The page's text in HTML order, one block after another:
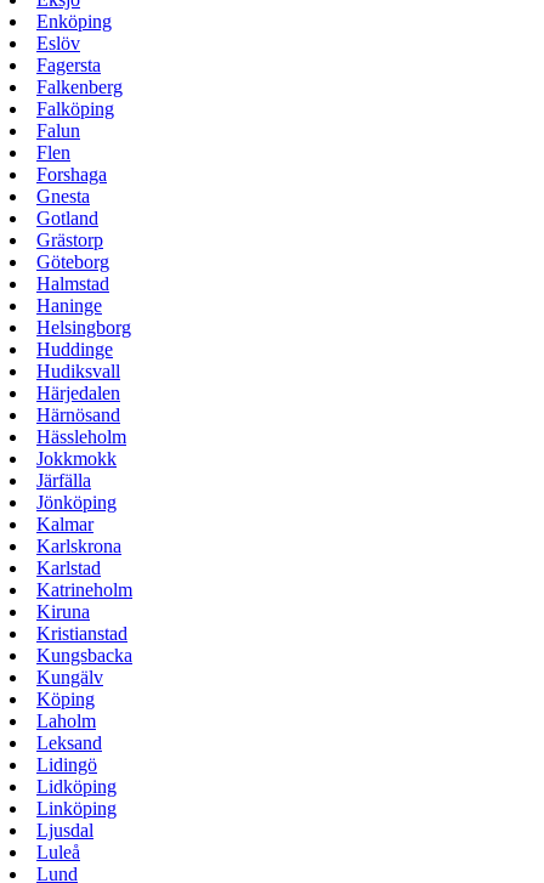
Enköping
Eslöv
Fagersta
Falkenberg
Falköping
Falun
Flen
Forshaga
Gnesta
Gotland
Grästorp
Göteborg
Halmstad
Haninge
Helsingborg
Huddinge
Hudiksvall
Härjedalen
Härnösand
Hässleholm
Jokkmokk
Järfälla
Jönköping
Kalmar
Karlskrona
Karlstad
Katrineholm
Kiruna
Kristianstad
Kungsbacka
Kungälv
Köping
Laholm
Leksand
Lidingö
Lidköping
Linköping
Ljusdal
Luleå
Lund